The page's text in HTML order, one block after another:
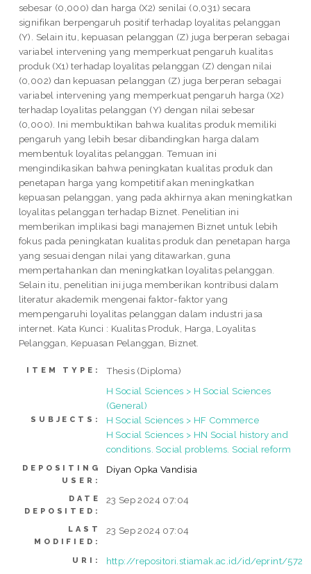
sebesar (0,000) dan harga (X2) senilai (0,031) secara
signifikan berpengaruh positif terhadap loyalitas pelanggan
(Y). Selain itu, kepuasan pelanggan (Z) juga berperan sebagai
variabel intervening yang memperkuat pengaruh kualitas
produk (X1) terhadap loyalitas pelanggan (Z) dengan nilai
(0,002) dan kepuasan pelanggan (Z) juga berperan sebagai
variabel intervening yang memperkuat pengaruh harga (X2)
terhadap loyalitas pelanggan (Y) dengan nilai sebesar
(0,000). Ini membuktikan bahwa kualitas produk memiliki
pengaruh yang lebih besar dibandingkan harga dalam
membentuk loyalitas pelanggan. Temuan ini
mengindikasikan bahwa peningkatan kualitas produk dan
penetapan harga yang kompetitif akan meningkatkan
kepuasan pelanggan, yang pada akhirnya akan meningkatkan
loyalitas pelanggan terhadap Biznet. Penelitian ini
memberikan implikasi bagi manajemen Biznet untuk lebih
fokus pada peningkatan kualitas produk dan penetapan harga
yang sesuai dengan nilai yang ditawarkan, guna
mempertahankan dan meningkatkan loyalitas pelanggan.
Selain itu, penelitian ini juga memberikan kontribusi dalam
literatur akademik mengenai faktor-faktor yang
mempengaruhi loyalitas pelanggan dalam industri jasa
internet. Kata Kunci : Kualitas Produk, Harga, Loyalitas
Pelanggan, Kepuasan Pelanggan, Biznet.
ITEM TYPE: Thesis (Diploma)
SUBJECTS:
H Social Sciences > H Social Sciences
(General)
H Social Sciences > HF Commerce
H Social Sciences > HN Social history and
conditions. Social problems. Social reform
DEPOSITING
USER:
Diyan Opka Vandisia
DATE
DEPOSITED:
23 Sep 2024 07:04
LAST
MODIFIED:
23 Sep 2024 07:04
URI: http://repositori.stiamak.ac.id/id/eprint/572